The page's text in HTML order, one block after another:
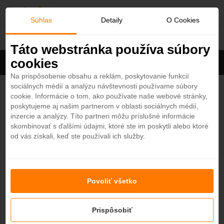
ú
Dominikánska Republika
Filter
Zobrazených 1z 18 hotelov Zobraziť všetky
Eden Roc Cap Cana 5*
4,8
Dominikánska Republika - Plážový hotel
Nenašli ste hotel podľa svojich predstáv?
Zobraziť hotely
Súhlas Detaily O Cookies
Táto webstránka používa súbory
cookies
Na prispôsobenie obsahu a reklám, poskytovanie funkcií
sociálnych médií a analýzu návštevnosti používame súbory
cookie. Informácie o tom, ako používate naše webové stránky,
poskytujeme aj našim partnerom v oblasti sociálnych médií,
inzercie a analýzy. Títo partneri môžu príslušné informácie
skombinovať s ďalšími údajmi, ktoré ste im poskytli alebo ktoré
od vás získali, keď ste používali ich služby.
Prispôsobiť
Povoliť všetko